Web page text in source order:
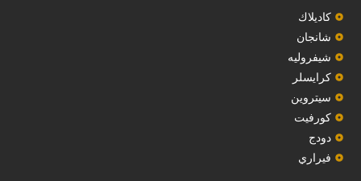
كاديلاك
‏شانجان‏
شيفروليه
‏كرايسلر‏
سيتروين
‏كورفيت‏
دودج
فيراري